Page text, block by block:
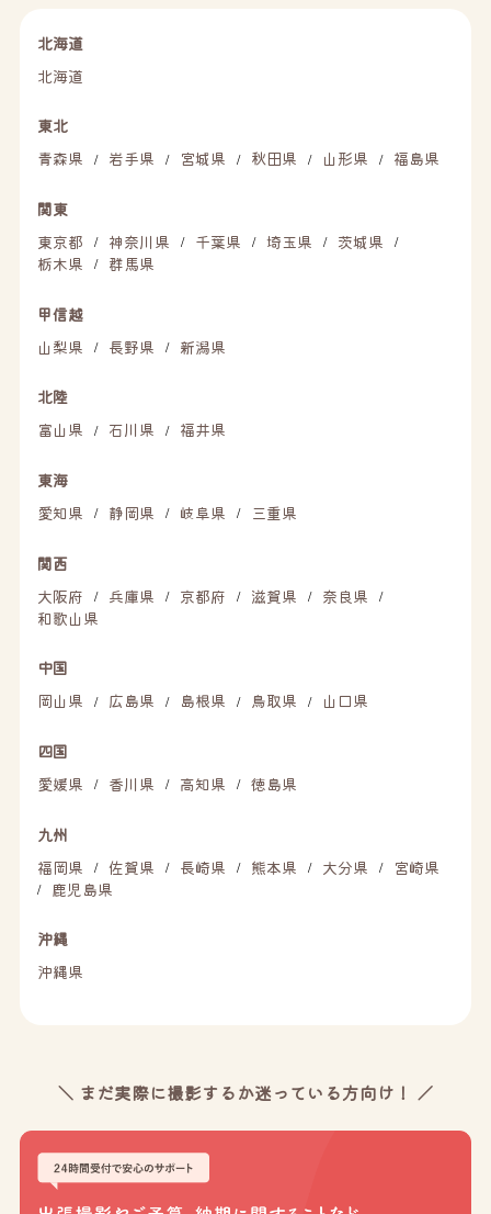
北海道
北海道
東北
青森県
/ 岩手県 / 宮城県 / 秋田県 / 山形県 / 福島県
関東
東京都
/ 神奈川県 / 千葉県 / 埼玉県 / 茨城県 /
栃木県 / 群馬県
甲信越
山梨県
/ 長野県 / 新潟県
北陸
富山県
/ 石川県 / 福井県
東海
愛知県
/ 静岡県 / 岐阜県 / 三重県
関西
大阪府
/ 兵庫県 / 京都府 / 滋賀県 / 奈良県 /
和歌山県
中国
岡山県
/ 広島県 / 島根県 / 鳥取県 / 山口県
四国
愛媛県
/ 香川県 / 高知県 / 徳島県
九州
福岡県
/ 佐賀県 / 長崎県 / 熊本県 / 大分県 / 宮崎県
/ 鹿児島県
沖縄
沖縄県
＼ まだ実際に撮影するか迷っている方向け！ ／